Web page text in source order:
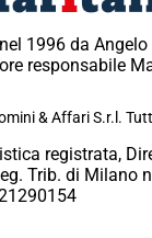
1996 da
responsabile
& Affari S.r.l.
registrata,
Trib. di Milano